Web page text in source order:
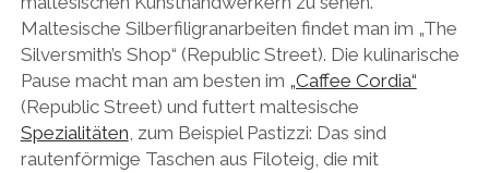
Maltesische Silberfiligranarbeiten findet man im „The
Silversmith’s Shop“ (Republic Street). Die kulinarische
Pause macht man am besten im „Caffee Cordia“
(Republic Street) und futtert maltesische
Spezialitäten, zum Beispiel Pastizzi: Das sind
rautenförmige Taschen aus Filoteig, die mit